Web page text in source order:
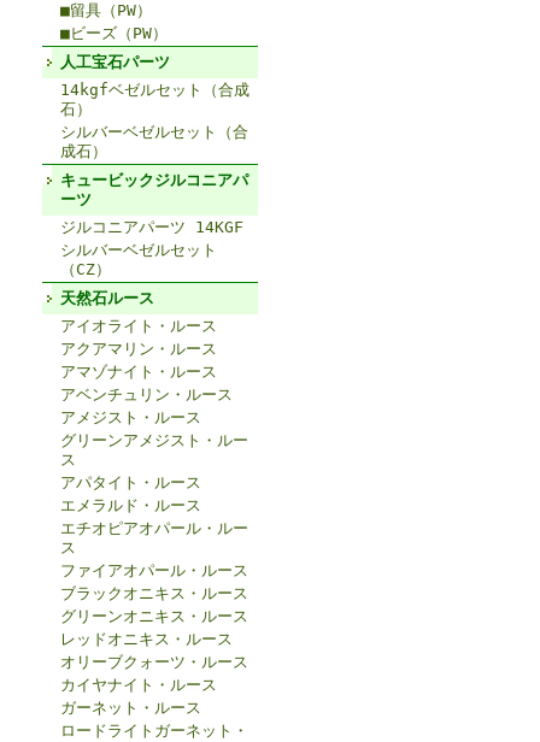
■留具（PW）
■ビーズ（PW）
人工宝石パーツ
14kgfベゼルセット（合成
石）
シルバーベゼルセット（合
成石）
キュービックジルコニアパ
ーツ
ジルコニアパーツ 14KGF
シルバーベゼルセット
（CZ）
天然石ルース
アイオライト・ルース
アクアマリン・ルース
アマゾナイト・ルース
アベンチュリン・ルース
アメジスト・ルース
グリーンアメジスト・ルー
ス
アパタイト・ルース
エメラルド・ルース
エチオピアオパール・ルー
ス
ファイアオパール・ルース
ブラックオニキス・ルース
グリーンオニキス・ルース
レッドオニキス・ルース
オリーブクォーツ・ルース
カイヤナイト・ルース
ガーネット・ルース
ロードライトガーネット・